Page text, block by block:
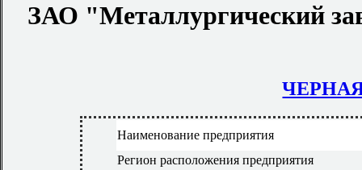
ЗАО "Металлургический
Наименование предприятия
Регион расположения предприятия